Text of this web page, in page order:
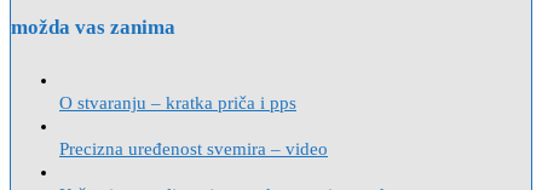
možda vas zanima
O stvaranju – kratka priča i pps
Precizna uređenost svemira – video